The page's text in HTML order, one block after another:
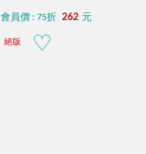
會員價 : 75折 262 元
絕版